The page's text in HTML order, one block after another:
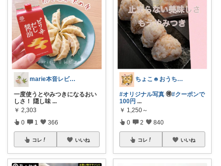
marie本音レビュー🏝️夏休み💃
一度使うとやみつきになるおい
しさ！ 隠し味 ...
￥ 2,303
0 1 366
コレ いいね
ちょこ☻おうち時間充実🏠アイテム
#オリジナル写真 🉐#クーポンで
100円 ...
￥ 1,250～
0 2 840
コレ いいね